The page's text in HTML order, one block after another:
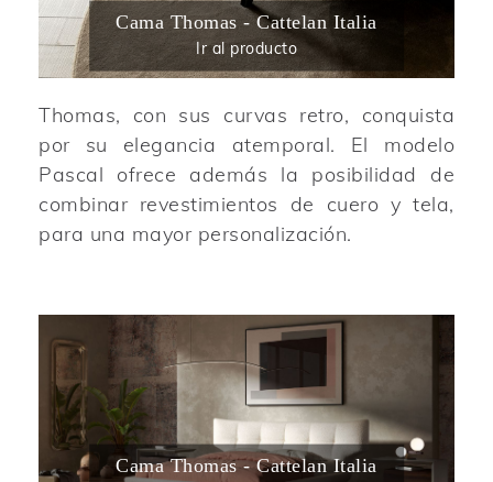
Cama Thomas - Cattelan Italia
Ir al producto
Thomas, con sus curvas retro, conquista
por su elegancia atemporal. El modelo
Pascal ofrece además la posibilidad de
combinar revestimientos de cuero y tela,
para una mayor personalización.
Cama Thomas - Cattelan Italia